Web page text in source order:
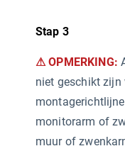
Stap 3
⚠ OPMERKING:
niet geschikt zijn
monitorarm of
muur of